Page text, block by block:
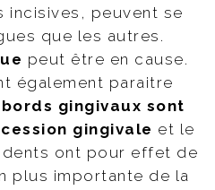
incisives, peuvent se
que les autres.
peut être en cause.
également paraitre
bords gingivaux sont
gingivale et le
ont pour effet de
plus importante de la